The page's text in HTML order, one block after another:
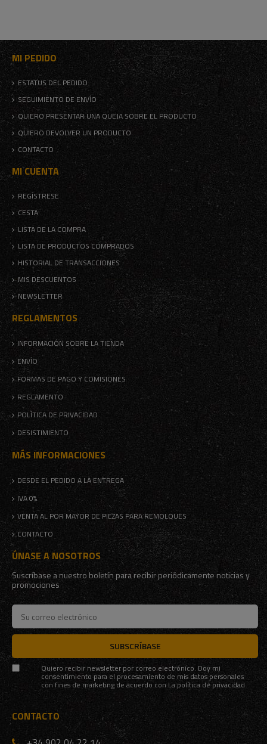
MI PEDIDO
ESTATUS DEL PEDIDO
SEGUIMIENTO DE ENVÍO
QUIERO PRESENTAR UNA QUEJA SOBRE EL PRODUCTO
QUIERO DEVOLVER UN PRODUCTO
CONTACTO
MI CUENTA
REGÍSTRESE
CESTA
LISTA DE LA COMPRA
LISTA DE PRODUCTOS COMPRADOS
HISTORIAL DE TRANSACCIONES
MIS DESCUENTOS
NEWSLETTER
REGLAMENTOS
INFORMACIÓN SOBRE LA TIENDA
ENVÍO
FORMAS DE PAGO Y COMISIONES
REGLAMENTO
POLÍTICA DE PRIVACIDAD
DESISTIMIENTO
MÁS INFORMACIONES
DESDE EL PEDIDO A LA ENTREGA
IVA 0%
VENTA AL POR MAYOR DE PIEZAS PARA REMOLQUES
CONTACTO
ÚNASE A NOSOTROS
Suscríbase a nuestro boletín para recibir periódicamente noticias y
promociones
SUBSCRÍBASE
Quiero recibir newsletter por correo electrónico. Doy mi
consentimiento para el procesamiento de mis datos personales
con fines de marketing de acuerdo conLa política de privacidad
CONTACTO